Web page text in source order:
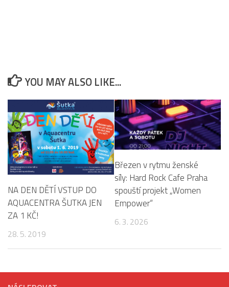
YOU MAY ALSO LIKE...
NA DEN DĚTÍ VSTUP DO
AQUACENTRA ŠUTKA JEN
ZA 1 KČ!
28. 5. 2019
Březen v rytmu ženské
síly: Hard Rock Cafe Praha
spouští projekt „Women
Empower“
6. 3. 2026